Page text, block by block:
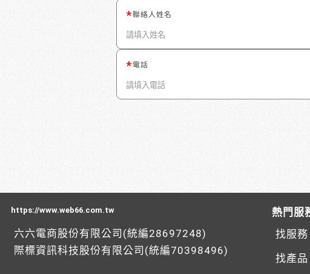
聯絡人姓名
電話
https://www.web66.com.tw
六六電商股份有限公司(統編28697248)
際標資訊科技股份有限公司(統編70398496)
熱門服
找服務
找產品